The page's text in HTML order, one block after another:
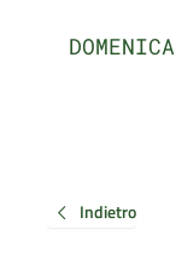
DOMENICA
Indietro